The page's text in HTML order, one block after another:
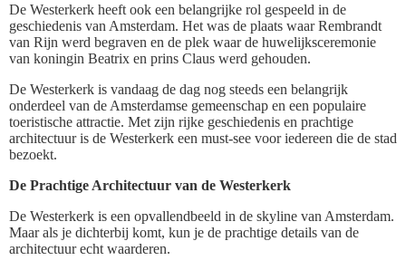
De Westerkerk heeft ook een belangrijke rol gespeeld in de
geschiedenis van Amsterdam. Het was de plaats waar Rembrandt
van Rijn werd begraven en de plek waar de huwelijksceremonie
van koningin Beatrix en prins Claus werd gehouden.
De Westerkerk is vandaag de dag nog steeds een belangrijk
onderdeel van de Amsterdamse gemeenschap en een populaire
toeristische attractie. Met zijn rijke geschiedenis en prachtige
architectuur is de Westerkerk een must-see voor iedereen die de stad
bezoekt.
De Prachtige Architectuur van de Westerkerk
De Westerkerk is een opvallendbeeld in de skyline van Amsterdam.
Maar als je dichterbij komt, kun je de prachtige details van de
architectuur echt waarderen.